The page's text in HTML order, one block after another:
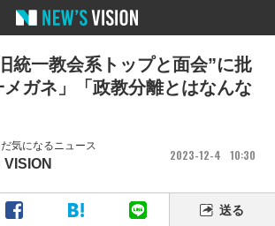
気になるニュース
VISION
2023 12 4 10 30
統一教会系トップと面会”に批
ガネ」「政教分離とはなんな
送る